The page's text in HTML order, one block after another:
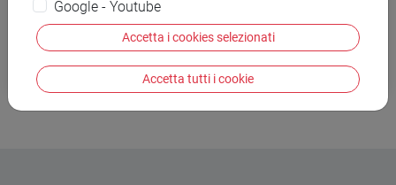
“A rienda suelta” (Buenos Aires, 1991)
Google - Youtube
Accetta i cookies selezionati
Accetta tutti i cookie